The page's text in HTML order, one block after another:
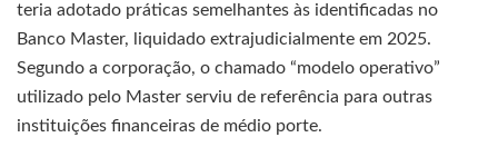
teria adotado práticas semelhantes às identificadas no
Banco Master, liquidado extrajudicialmente em 2025.
Segundo a corporação, o chamado “modelo operativo”
utilizado pelo Master serviu de referência para outras
instituições financeiras de médio porte.